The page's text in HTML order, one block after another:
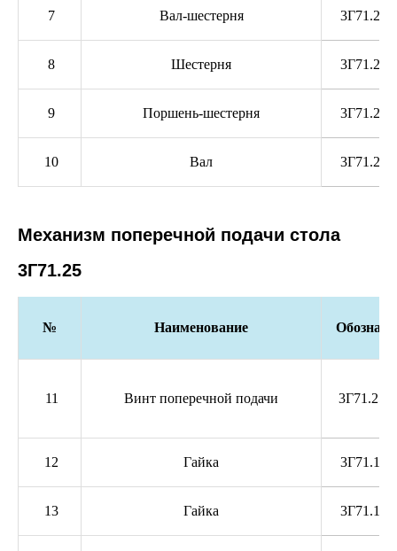
7 Вал-шестерня
8 Шестерня
9 Поршень-шестерня
10 Вал
Механизм поперечной подачи стола
3Г71.25
№ Наименование
11 Винт поперечной подачи
12 Гайка
13 Гайка